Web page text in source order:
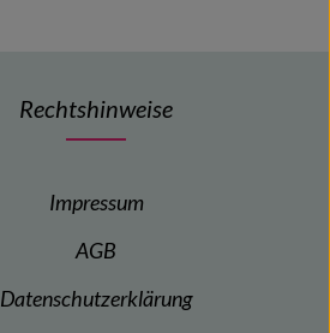
Rechtshinweise
Impressum
AGB
Datenschutzerklärung